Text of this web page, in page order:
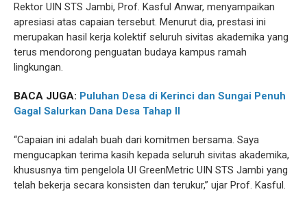
Rektor UIN STS Jambi, Prof. Kasful Anwar, menyampaikan
apresiasi atas capaian tersebut. Menurut dia, prestasi ini
merupakan hasil kerja kolektif seluruh sivitas akademika yang
terus mendorong penguatan budaya kampus ramah
lingkungan.
BACA JUGA: Puluhan Desa di Kerinci dan Sungai Penuh
Gagal Salurkan Dana Desa Tahap II
“Capaian ini adalah buah dari komitmen bersama. Saya
mengucapkan terima kasih kepada seluruh sivitas akademika,
khususnya tim pengelola UI GreenMetric UIN STS Jambi yang
telah bekerja secara konsisten dan terukur,” ujar Prof. Kasful.